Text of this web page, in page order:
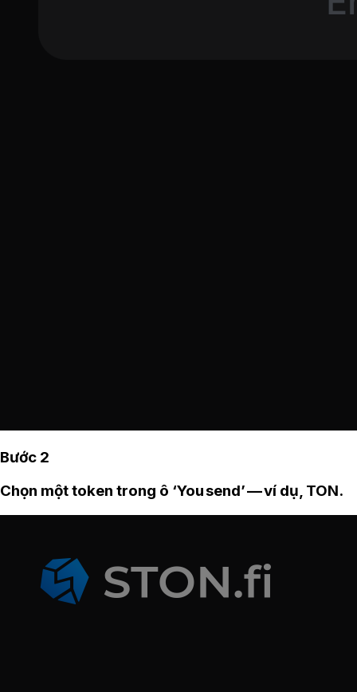
Bước 2
Chọn một token trong ô ‘You send’ — ví dụ, TON.